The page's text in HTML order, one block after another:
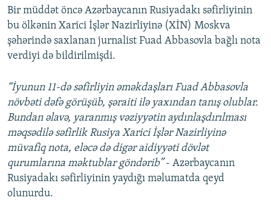
Bir müddət öncə Azərbaycanın Rusiyadakı səfirliyinin
bu ölkənin Xarici İşlər Nazirliyinə (XİN) Moskva
şәhәrindә saxlanan jurnalist Fuad Abbasovla bağlı nota
verdiyi də bildirilmişdi.
“İyunun 11-də səfirliyin əməkdaşları Fuad Abbasovla
növbəti dəfə görüşüb, şəraiti ilə yaxından tanış olublar.
Bundan əlavə, yaranmış vəziyyətin aydınlaşdırılması
məqsədilə səfirlik Rusiya Xarici İşlər Nazirliyinə
müvafiq nota, eləcə də digər aidiyyəti dövlət
qurumlarına məktublar göndərib”- Azərbaycanın
Rusiyadakı səfirliyinin yaydığı məlumatda qeyd
olunurdu.